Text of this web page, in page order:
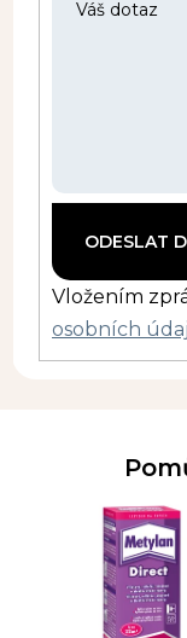
Vložením
osobních